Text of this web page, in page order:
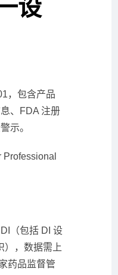
设
，包含产品
、FDA 注册
示。
Professional
（包括 DI 设
），数据需上
药品监督管